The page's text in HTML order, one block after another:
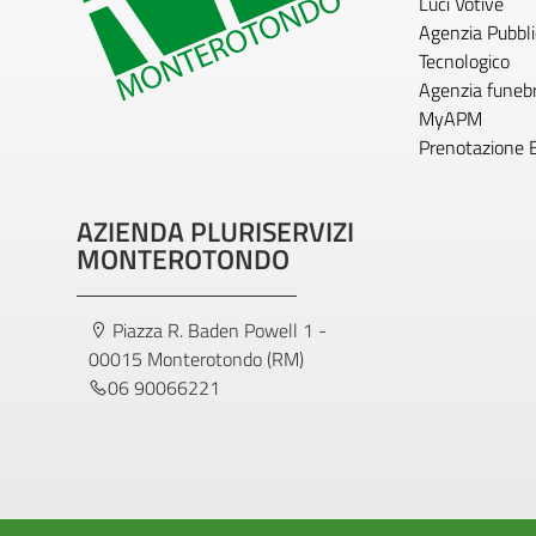
AZIENDA PLURISERVIZI
MONTEROTONDO
Piazza R. Baden Powell 1 -
00015 Monterotondo (RM)
06 90066221
Agenzia
Tecnologico
Agenzia
MyAPM
Prenotazione